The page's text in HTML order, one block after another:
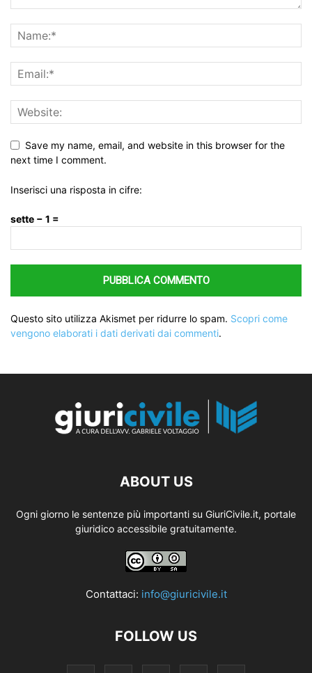
Save my name, email, and website in this browser for the
next time I comment.
Inserisci una risposta in cifre:
sette − 1 =
Questo sito utilizza Akismet per ridurre lo spam. Scopri come
vengono elaborati i dati derivati dai commenti.
ABOUT US
Ogni giorno le sentenze più importanti su GiuriCivile.it, portale
giuridico accessibile gratuitamente.
Contattaci: info@giuricivile.it
FOLLOW US